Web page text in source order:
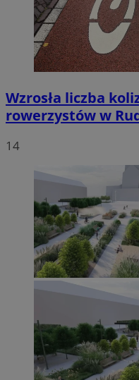
Wzrosła liczba
rowerzystów w
14